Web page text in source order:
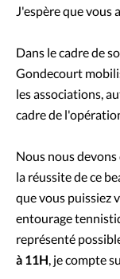
J'espère que vous
Dans le cadre de
Gondecourt
les associations,
cadre de
Nous nous
la réussite de ce
que vous puissiez
entourage
représenté
à 11H, je compte